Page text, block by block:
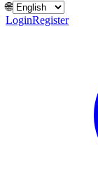
🌐
LoginRegister